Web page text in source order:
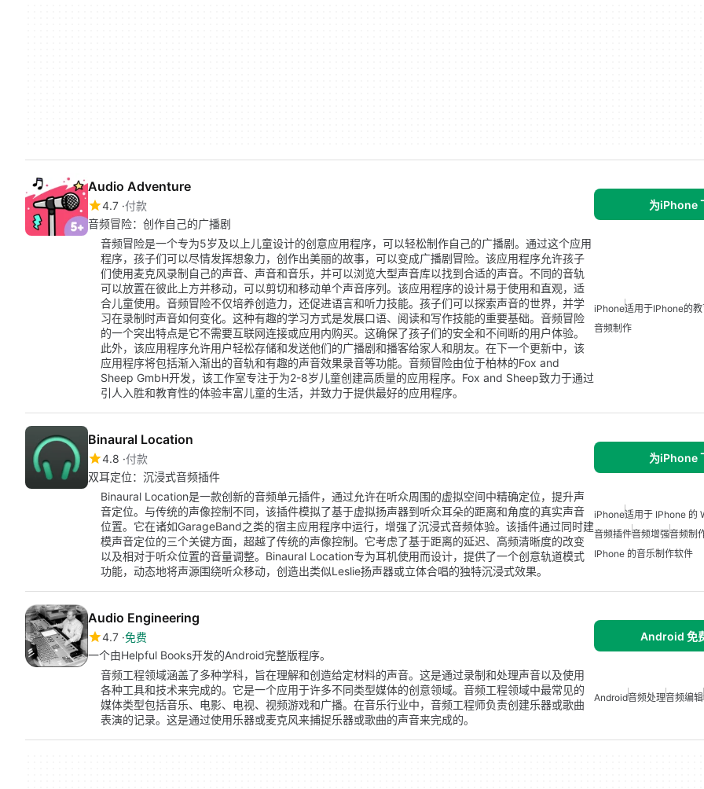
Audio Adventure
4.7 付款
音频冒险：创作自己的广播剧
为iPhone
音频冒险是一个专为5岁及以上儿童设计的创意应用程序，可以轻松制作自己的广播剧。通过这个应用
程序，孩子们可以尽情发挥想象力，创作出美丽的故事，可以变成广播剧冒险。该应用程序允许孩子
们使用麦克风录制自己的声音、声音和音乐，并可以浏览大型声音库以找到合适的声音。不同的音轨
可以放置在彼此上方并移动，可以剪切和移动单个声音序列。该应用程序的设计易于使用和直观，适
合儿童使用。音频冒险不仅培养创造力，还促进语言和听力技能。孩子们可以探索声音的世界，并学
习在录制时声音如何变化。这种有趣的学习方式是发展口语、阅读和写作技能的重要基础。音频冒险
的一个突出特点是它不需要互联网连接或应用内购买。这确保了孩子们的安全和不间断的用户体验。
此外，该应用程序允许用户轻松存储和发送他们的广播剧和播客给家人和朋友。在下一个更新中，该
应用程序将包括渐入渐出的音轨和有趣的声音效果录音等功能。音频冒险由位于柏林的Fox and
Sheep GmbH开发，该工作室专注于为2-8岁儿童创建高质量的应用程序。Fox and Sheep致力于通过
引人入胜和教育性的体验丰富儿童的生活，并致力于提供最好的应用程序。
iPhone适用于iPhone的
音频制作
Binaural Location
4.8 付款
双耳定位：沉浸式音频插件
为iPhone
Binaural Location是一款创新的音频单元插件，通过允许在听众周围的虚拟空间中精确定位，提升声
音定位。与传统的声像控制不同，该插件模拟了基于虚拟扬声器到听众耳朵的距离和角度的真实声音
位置。它在诸如GarageBand之类的宿主应用程序中运行，增强了沉浸式音频体验。该插件通过同时建
模声音定位的三个关键方面，超越了传统的声像控制。它考虑了基于距离的延迟、高频清晰度的改变
以及相对于听众位置的音量调整。Binaural Location专为耳机使用而设计，提供了一个创意轨道模式
功能，动态地将声源围绕听众移动，创造出类似Leslie扬声器或立体合唱的独特沉浸式效果。
iPhone适用于 IPhone 的
音频插件音频增强音频制
IPhone 的音乐制作软件
Audio Engineering
4.7 免费
一个由Helpful Books开发的Android完整版程序。
Android 免
音频工程领域涵盖了多种学科，旨在理解和创造给定材料的声音。这是通过录制和处理声音以及使用
各种工具和技术来完成的。它是一个应用于许多不同类型媒体的创意领域。音频工程领域中最常见的
媒体类型包括音乐、电影、电视、视频游戏和广播。在音乐行业中，音频工程师负责创建乐器或歌曲
表演的记录。这是通过使用乐器或麦克风来捕捉乐器或歌曲的声音来完成的。
Android音频处理音频编辑